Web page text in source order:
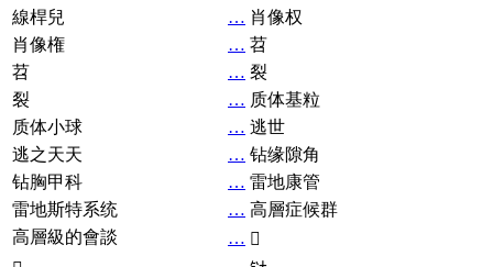
線桿兒
… 肖像权
肖像権
… 苕
苕
… 裂
裂
… 质体基粒
质体小球
… 逃世
逃之天天
… 钻缘隙角
钻胸甲科
… 雷地康管
雷地斯特系统
… 高層症候群
高層級的會談
… 𧘞